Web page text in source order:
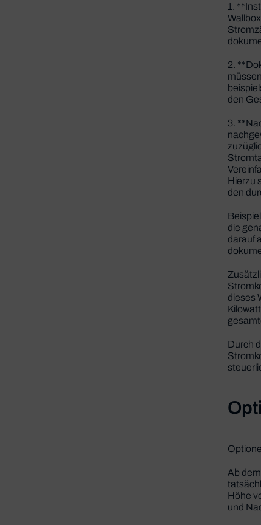
1.
2.
den
3.
Hierzu
den
die
darauf
dieses
Durch
Ab
Höhe
und